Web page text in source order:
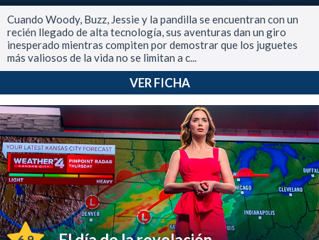
Cuando Woody, Buzz, Jessie y la pandilla se encuentran con un
recién llegado de alta tecnología, sus aventuras dan un giro
inesperado mientras compiten por demostrar que los juguetes
más valiosos de la vida no se limitan a c...
VER FICHA